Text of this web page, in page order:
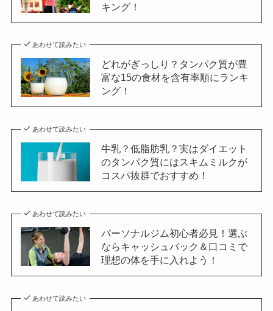
キング！
あわせて読みたい
どれがぎっしり？タンパク質が豊
富な15の食材を含有率順にランキ
ング！
あわせて読みたい
牛乳？低脂肪乳？実はダイエット
のタンパク質にはスキムミルクが
コスパ抜群でおすすめ！
あわせて読みたい
パーソナルジム初心者必見！選ぶ
ならキャッシュバック＆口コミで
理想の体を手に入れよう！
あわせて読みたい